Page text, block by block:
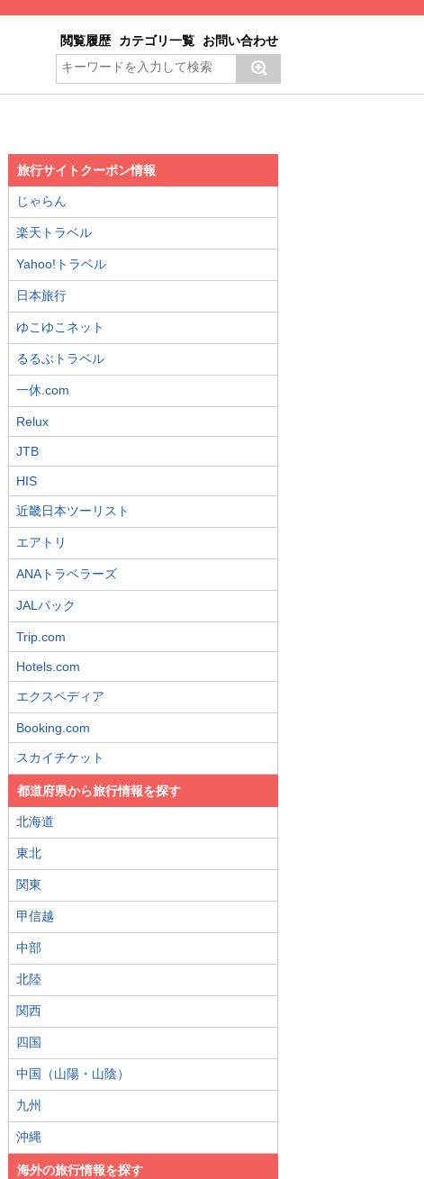
閲覧履歴 カテゴリ一覧 お問い合わせ
旅行サイトクーポン情報
じゃらん
楽天トラベル
Yahoo!トラベル
日本旅行
ゆこゆこネット
るるぶトラベル
一休.com
Relux
JTB
HIS
近畿日本ツーリスト
エアトリ
ANAトラベラーズ
JALパック
Trip.com
Hotels.com
エクスペディア
Booking.com
スカイチケット
都道府県から旅行情報を探す
北海道
東北
関東
甲信越
中部
北陸
関西
四国
中国（山陽・山陰）
九州
沖縄
海外の旅行情報を探す